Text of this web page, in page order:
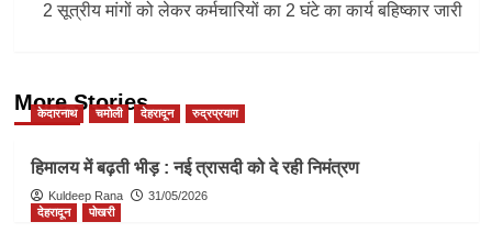
2 सूत्रीय मांगों को लेकर कर्मचारियों का 2 घंटे का कार्य बहिष्कार जारी
More Stories
केदारनाथ चमोली देहरादून रुद्रप्रयाग
हिमालय में बढ़ती भीड़ : नई त्रासदी को दे रही निमंत्रण
Kuldeep Rana
31/05/2026
देहरादून
पोखरी